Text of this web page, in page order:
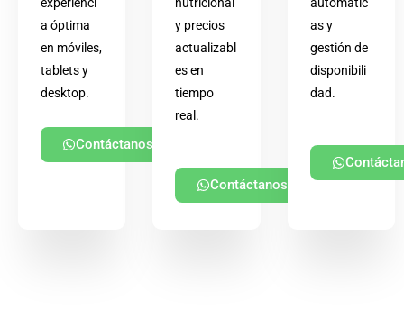
a óptima
en móviles,
tablets y
desktop.
Contáctanos
y precios
actualizabl
es en
tiempo
real.
Contáctanos
as y
gestión de
disponibili
dad.